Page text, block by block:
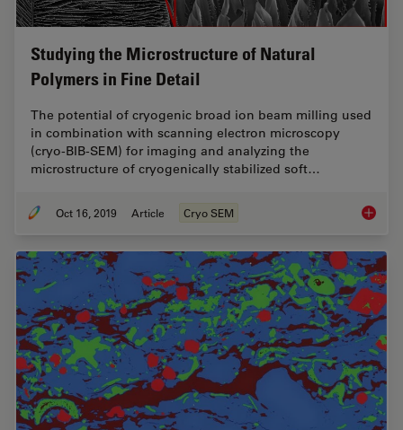
Studying the Microstructure of Natural
Polymers in Fine Detail
The potential of cryogenic broad ion beam milling used
in combination with scanning electron microscopy
(cryo-BIB-SEM) for imaging and analyzing the
microstructure of cryogenically stabilized soft…
Oct 16, 2019 Article Cryo SEM